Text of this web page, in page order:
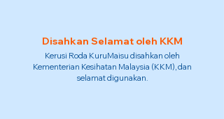
Disahkan Selamat oleh KKM
Kerusi Roda KuruMaisu disahkan oleh
Kementerian Kesihatan Malaysia (KKM), dan
selamat digunakan.